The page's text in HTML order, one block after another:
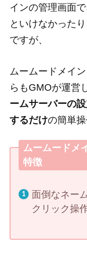
インの管理画面
といけなかった
ですが、
ムームードメイン
らもGMOが運営
ームサーバーの
するだけの簡単操
ムームードメ
特徴
面倒なネー
クリック操